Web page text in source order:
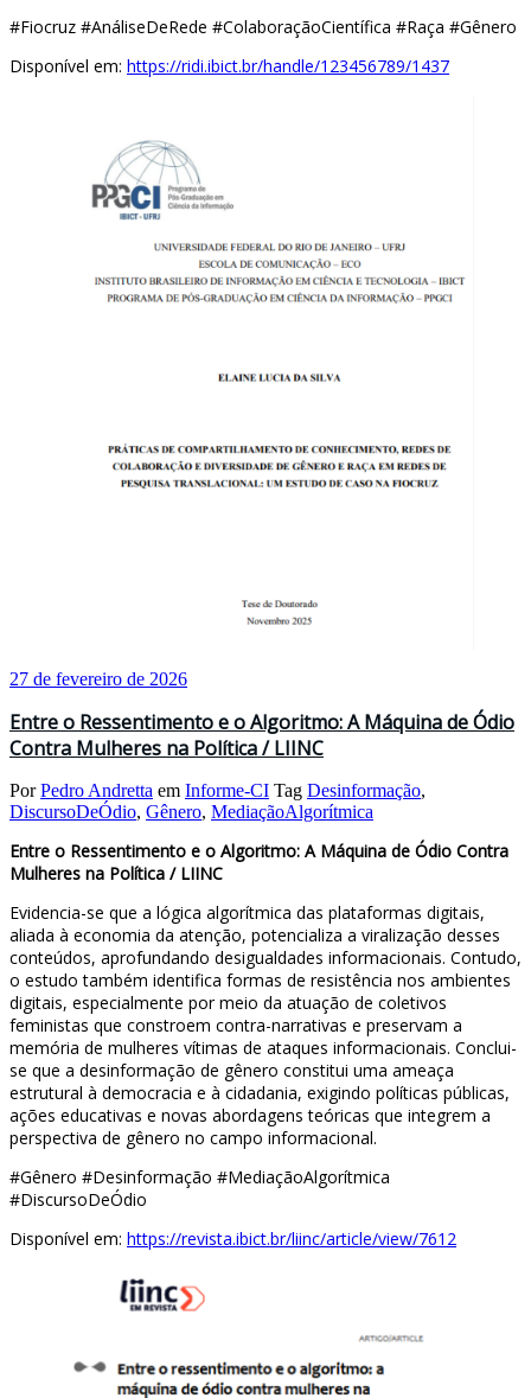
#Fiocruz #AnáliseDeRede #ColaboraçãoCientífica #Raça #Gênero
Disponível em: https://ridi.ibict.br/handle/123456789/1437
27 de fevereiro de 2026
Entre o Ressentimento e o Algoritmo: A Máquina de Ódio
Contra Mulheres na Política / LIINC
PorPedro Andretta em Informe-CI Tag Desinformação,
DiscursoDeÓdio, Gênero, MediaçãoAlgorítmica
Entre o Ressentimento e o Algoritmo: A Máquina de Ódio Contra
Mulheres na Política / LIINC
Evidencia-se que a lógica algorítmica das plataformas digitais,
aliada à economia da atenção, potencializa a viralização desses
conteúdos, aprofundando desigualdades informacionais. Contudo,
o estudo também identifica formas de resistência nos ambientes
digitais, especialmente por meio da atuação de coletivos
feministas que constroem contra-narrativas e preservam a
memória de mulheres vítimas de ataques informacionais. Conclui-
se que a desinformação de gênero constitui uma ameaça
estrutural à democracia e à cidadania, exigindo políticas públicas,
ações educativas e novas abordagens teóricas que integrem a
perspectiva de gênero no campo informacional.
#Gênero #Desinformação #MediaçãoAlgorítmica
#DiscursoDeÓdio
Disponível em: https://revista.ibict.br/liinc/article/view/7612